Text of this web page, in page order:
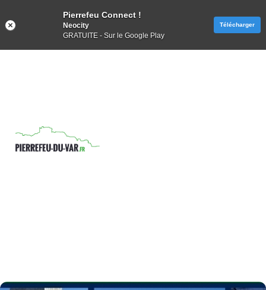
Pierrefeu Connect !
Neocity
GRATUITE - Sur le Google Play
Télécharger